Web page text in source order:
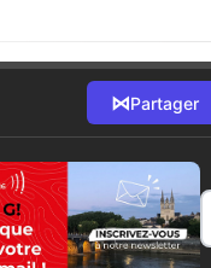
⋈Partager